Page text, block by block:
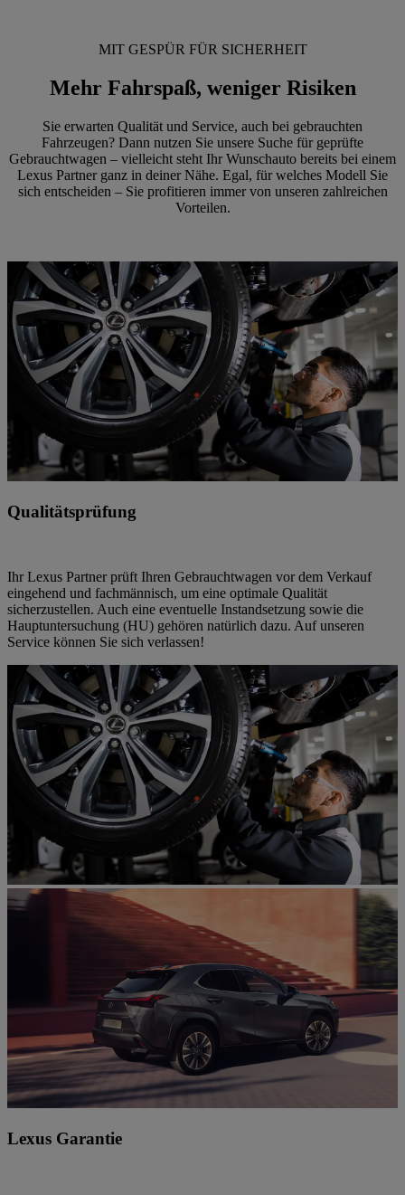
MIT GESPÜR FÜR SICHERHEIT
Mehr Fahrspaß, weniger Risiken
Sie erwarten Qualität und Service, auch bei gebrauchten
Fahrzeugen? Dann nutzen Sie unsere Suche für geprüfte
Gebrauchtwagen – vielleicht steht Ihr Wunschauto bereits bei einem
Lexus Partner ganz in deiner Nähe. Egal, für welches Modell Sie
sich entscheiden – Sie profitieren immer von unseren zahlreichen
Vorteilen.
Qualitätsprüfung
Ihr Lexus Partner prüft Ihren Gebrauchtwagen vor dem Verkauf
eingehend und fachmännisch, um eine optimale Qualität
sicherzustellen. Auch eine eventuelle Instandsetzung sowie die
Hauptuntersuchung (HU) gehören natürlich dazu. Auf unseren
Service können Sie sich verlassen!
Lexus Garantie